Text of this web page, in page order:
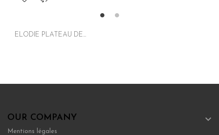
ELODIE PLATEAU DE...
OUR COMPANY 
Mentions légales